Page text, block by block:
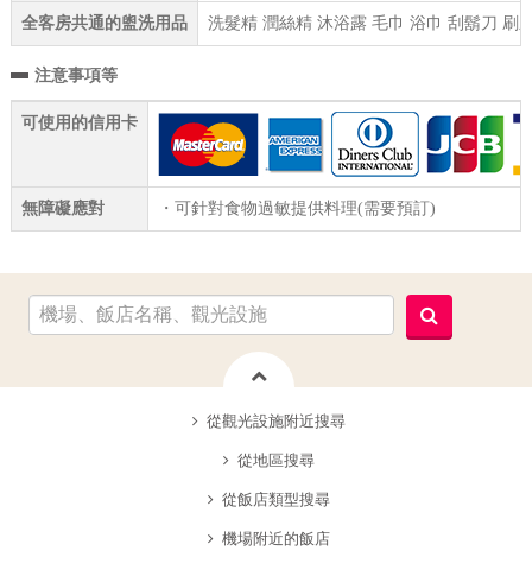
全客房共通的盥洗用品 洗髮精 潤絲精 沐浴露 毛巾 浴巾 刮鬍刀 刷
注意事項等
可使用的信用卡
無障礙應對 ・可針對食物過敏提供料理(需要預訂)
從觀光設施附近搜尋
從地區搜尋
從飯店類型搜尋
機場附近的飯店